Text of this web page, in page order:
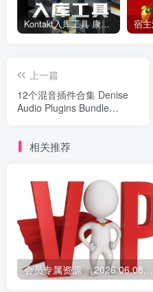
Kontakt入库工具 康泰克入库教程
上一篇
12个混音插件合集 Denise
Audio Plugins Bundle
Poltergate Perfect Room
Harder Bad Tape Bass X
XXL）
相关推荐
会员专属资源 （2026.06.08更新）